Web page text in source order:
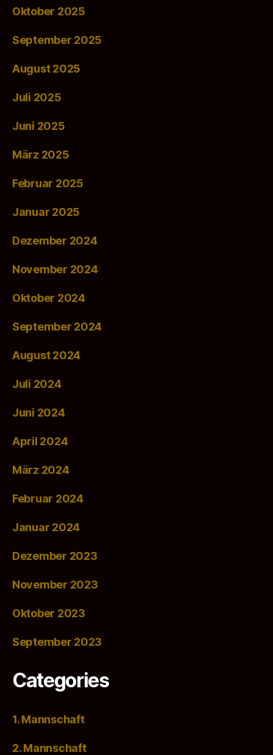
Oktober 2025
September 2025
August 2025
Juli 2025
Juni 2025
März 2025
Februar 2025
Januar 2025
Dezember 2024
November 2024
Oktober 2024
September 2024
August 2024
Juli 2024
Juni 2024
April 2024
März 2024
Februar 2024
Januar 2024
Dezember 2023
November 2023
Oktober 2023
September 2023
Categories
1. Mannschaft
2. Mannschaft